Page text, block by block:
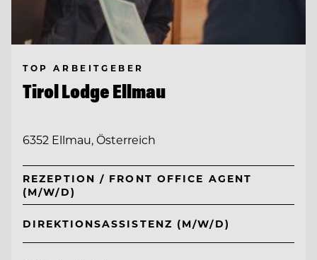
TOP ARBEITGEBER
Tirol Lodge Ellmau
6352 Ellmau, Österreich
REZEPTION / FRONT OFFICE AGENT
(M/W/D)
DIREKTIONSASSISTENZ (M/W/D)